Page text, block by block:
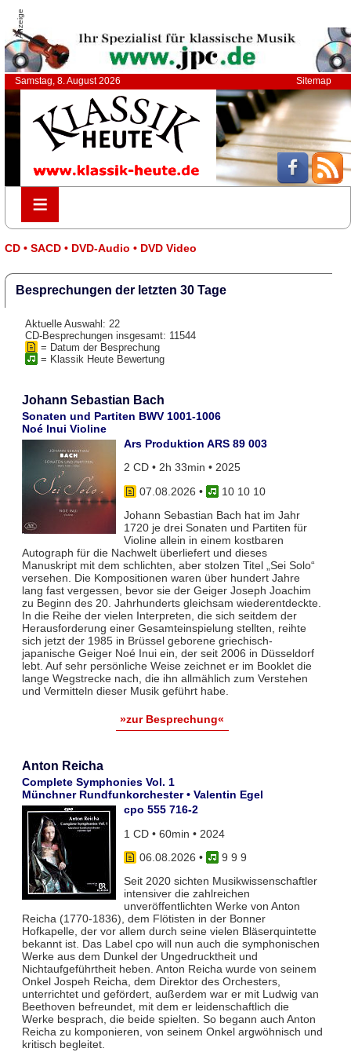
Anzeige
Samstag, 8. August 2026 Sitemap
≡
≡
CD • SACD • DVD-Audio • DVD Video
Besprechungen der letzten 30 Tage
Aktuelle Auswahl: 22
CD-Besprechungen insgesamt: 11544
= Datum der Besprechung
= Klassik Heute Bewertung
Johann Sebastian Bach
Sonaten und Partiten BWV 1001-1006
Noé Inui Violine
Ars Produktion ARS 89 003
2 CD • 2h 33min • 2025
07.08.2026 •
10 10 10
Johann Sebastian Bach hat im Jahr
1720 je drei Sonaten und Partiten für
Violine allein in einem kostbaren
Autograph für die Nachwelt überliefert und dieses
Manuskript mit dem schlichten, aber stolzen Titel „Sei Solo“
versehen. Die Kompositionen waren über hundert Jahre
lang fast vergessen, bevor sie der Geiger Joseph Joachim
zu Beginn des 20. Jahrhunderts gleichsam wiederentdeckte.
In die Reihe der vielen Interpreten, die sich seitdem der
Herausforderung einer Gesamteinspielung stellten, reihte
sich jetzt der 1985 in Brüssel geborene griechisch-
japanische Geiger Noé Inui ein, der seit 2006 in Düsseldorf
lebt. Auf sehr persönliche Weise zeichnet er im Booklet die
lange Wegstrecke nach, die ihn allmählich zum Verstehen
und Vermitteln dieser Musik geführt habe.
»zur Besprechung«
Anton Reicha
Complete Symphonies Vol. 1
Münchner Rundfunkorchester • Valentin Egel
cpo 555 716-2
1 CD • 60min • 2024
06.08.2026 •
9 9 9
Seit 2020 sichten Musikwissenschaftler
intensiver die zahlreichen
unveröffentlichten Werke von Anton
Reicha (1770-1836), dem Flötisten in der Bonner
Hofkapelle, der vor allem durch seine vielen Bläserquintette
bekannt ist. Das Label cpo will nun auch die symphonischen
Werke aus dem Dunkel der Ungedrucktheit und
Nichtaufgeführtheit heben. Anton Reicha wurde von seinem
Onkel Jospeh Reicha, dem Direktor des Orchesters,
unterrichtet und gefördert, außerdem war er mit Ludwig van
Beethoven befreundet, mit dem er leidenschaftlich die
Werke besprach, die beide spielten. So begann auch Anton
Reicha zu komponieren, von seinem Onkel argwöhnisch und
kritisch begleitet.